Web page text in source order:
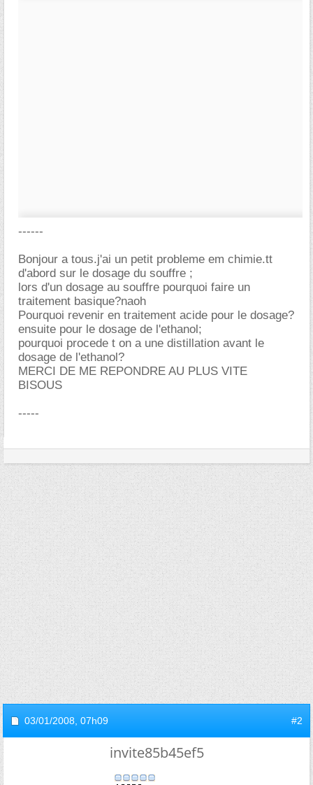
------
Bonjour a tous.j'ai un petit probleme em chimie.tt
d'abord sur le dosage du souffre ;
lors d'un dosage au souffre pourquoi faire un
traitement basique?naoh
Pourquoi revenir en traitement acide pour le dosage?
ensuite pour le dosage de l'ethanol;
pourquoi procede t on a une distillation avant le
dosage de l'ethanol?
MERCI DE ME REPONDRE AU PLUS VITE
BISOUS
-----
03/01/2008, 07h09 #2
invite85b45ef5